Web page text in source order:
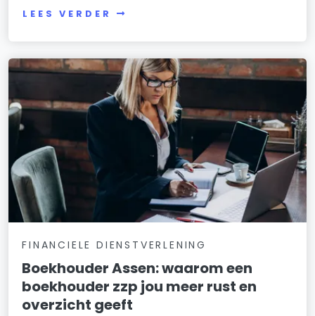
LEES VERDER
FINANCIELE DIENSTVERLENING
Boekhouder Assen: waarom een
boekhouder zzp jou meer rust en
overzicht geeft